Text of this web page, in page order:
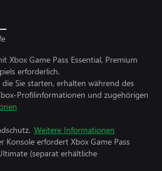
Xbox Game Pass Essential, Premium
erforderlich.
Sie starten, erhalten während des
Profilinformationen und zugehörigen
Weitere Informationen
erfordert Xbox Game Pass
(separat erhältliche